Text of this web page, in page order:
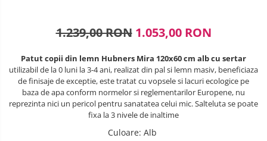
Patut pliant copii
Comode copii
Bariere si protectie laterala pat
Bariere de protectie pat
Trotinete copii si adulti
1.239,00 RON 1.053,00 RON
Patut copii din lemn Hubners Mira 120x60 cm alb cu sertar
utilizabil de la 0 luni la 3-4 ani, realizat din pal si lemn masiv, beneficiaza
de finisaje de exceptie, este tratat cu vopsele si lacuri ecologice pe
baza de apa conform normelor si reglementarilor Europene, nu
reprezinta nici un pericol pentru sanatatea celui mic. Salteluta se poate
fixa la 3 nivele de inaltime
Culoare: Alb